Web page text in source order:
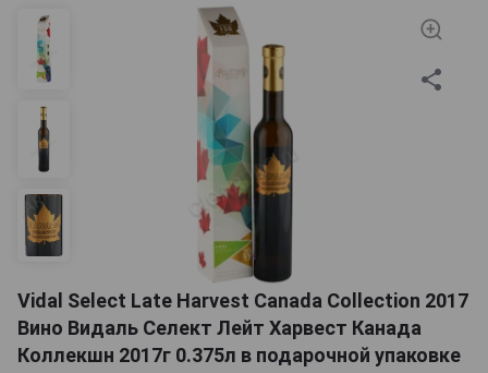
нельзя не упомянуть такой праздник, как День
Канады (иначе говоря — День независимости), — его
отмечают ежегодно 1 июля. Именно в этот день
много лет назад страна обрела независимость —
стала доминионом.
Канадцы — любители вина
… и притом
самого
разнообразного!
Vidal Select Late Harvest Canada Collection 2017
Вино Видаль Селект Лейт Харвест Канада
Коллекшн 2017г 0.375л в подарочной упаковке